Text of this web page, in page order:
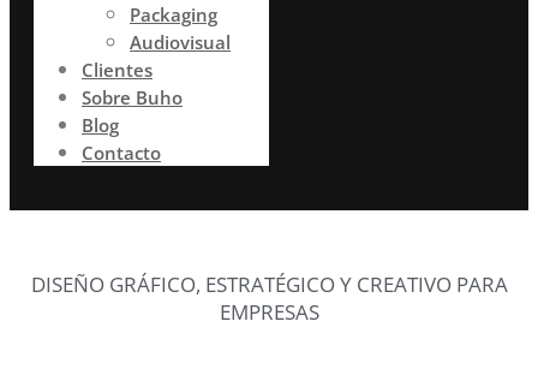
Packaging
Audiovisual
Clientes
Sobre Buho
Blog
Contacto
DISEÑO GRÁFICO, ESTRATÉGICO Y CREATIVO PARA
EMPRESAS